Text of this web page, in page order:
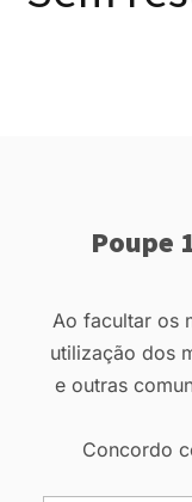
Poupe
Ao facultar os
utilização dos
e outras
Concordo